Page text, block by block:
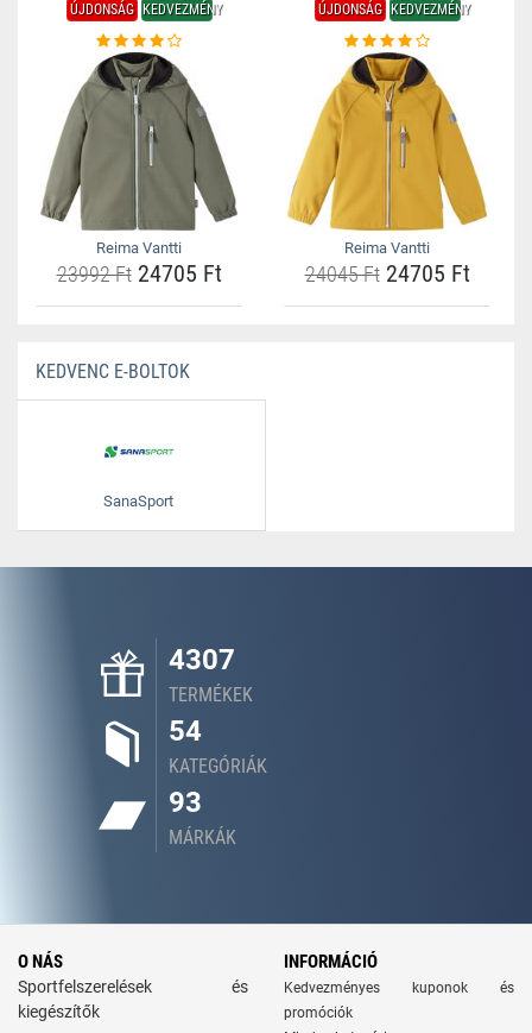
ÚJDONSÁG KEDVEZMÉNY
Reima Vantti
23992 Ft24705 Ft
ÚJDONSÁG KEDVEZMÉNY
Reima Vantti
24045 Ft24705 Ft
KEDVENC E-BOLTOK
SanaSport
4307
TERMÉKEK
54
KATEGÓRIÁK
93
MÁRKÁK
O NÁS
Sportfelszerelések és
kiegészítők
INFORMÁCIÓ
Kedvezményes kuponok és
promóciók